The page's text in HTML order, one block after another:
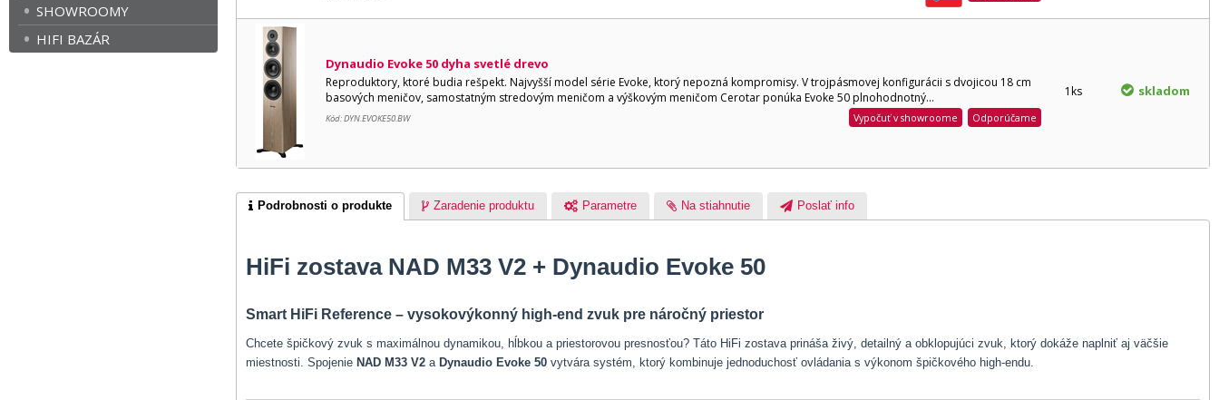
SHOWROOMY
HIFI BAZÁR
Dynaudio Evoke 50 dyha svetlé drevo
Reproduktory, ktoré budia rešpekt. Najvyšší model série Evoke, ktorý nepozná kompromisy. V trojpásmovej konfigurácii s dvojicou 18 cm
basových meničov, samostatným stredovým meničom a výškovým meničom Cerotar ponúka Evoke 50 plnohodnotný...
Kód: DYN.EVOKE50.BW Odporúčame
Vypočuť v showroome
1ks skladom
Podrobnosti o produkte Zaradenie produktu Parametre Na stiahnutie Poslať info
HiFi zostava NAD M33 V2 + Dynaudio Evoke 50
Smart HiFi Reference – vysokovýkonný high-end zvuk pre náročný priestor
Chcete špičkový zvuk s maximálnou dynamikou, hĺbkou a priestorovou presnosťou? Táto HiFi zostava prináša živý, detailný a obklopujúci zvuk, ktorý dokáže naplniť aj väčšie
miestnosti. Spojenie NAD M33 V2 a Dynaudio Evoke 50 vytvára systém, ktorý kombinuje jednoduchosť ovládania s výkonom špičkového high-endu.